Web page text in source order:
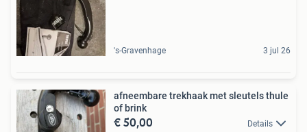
's-Gravenhage 3 jul 26
afneembare trekhaak met sleutels thule
of brink
€ 50,00 Details